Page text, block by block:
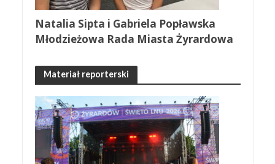
Natalia Sipta i Gabriela Popławska
Młodzieżowa Rada Miasta Żyrardowa
Materiał reporterski